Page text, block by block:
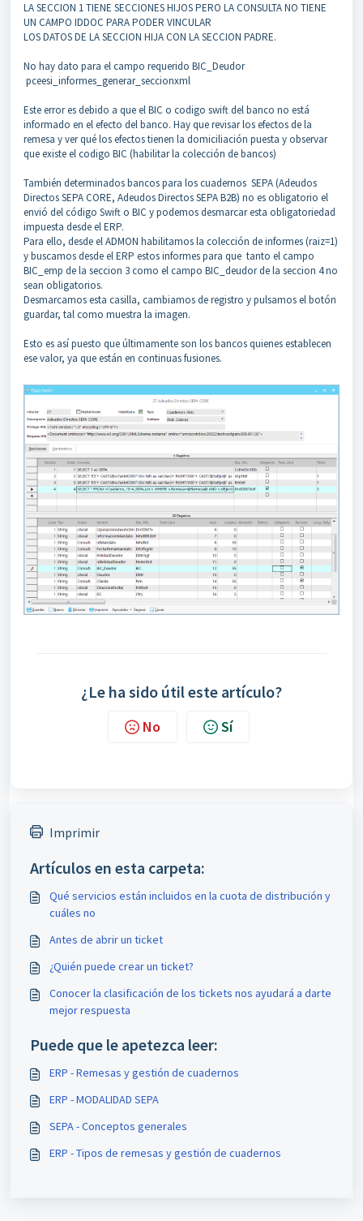
LA SECCION 1 TIENE SECCIONES HIJOS PERO LA CONSULTA NO TIENE
UN CAMPO IDDOC PARA PODER VINCULAR
LOS DATOS DE LA SECCION HIJA CON LA SECCION PADRE.
No hay dato para el campo requerido BIC_Deudor
pceesi_informes_generar_seccionxml
Este error es debido a que el BIC o codigo swift del banco no está
informado en el efecto del banco. Hay que revisar los efectos de la
remesa y ver qué los efectos tienen la domiciliación puesta y observar
que existe el codigo BIC (habilitar la colección de bancos)
También determinados bancos para los cuadernos SEPA (Adeudos
Directos SEPA CORE, Adeudos Directos SEPA B2B) no es obligatorio el
envió del código Swift o BIC y podemos desmarcar esta obligatoriedad
impuesta desde el ERP.
Para ello, desde el ADMON habilitamos la colección de informes (raiz=1)
y buscamos desde el ERP estos informes para que tanto el campo
BIC_emp de la seccion 3 como el campo BIC_deudor de la seccion 4 no
sean obligatorios.
Desmarcamos esta casilla, cambiamos de registro y pulsamos el botón
guardar, tal como muestra la imagen.
Esto es así puesto que últimamente son los bancos quienes establecen
ese valor, ya que están en continuas fusiones.
¿Le ha sido útil este artículo?
No Sí
Imprimir
Artículos en esta carpeta:
Qué servicios están incluidos en la cuota de distribución y
cuáles no
Antes de abrir un ticket
¿Quién puede crear un ticket?
Conocer la clasificación de los tickets nos ayudará a darte
mejor respuesta
Puede que le apetezca leer:
ERP - Remesas y gestión de cuadernos
ERP - MODALIDAD SEPA
SEPA - Conceptos generales
ERP - Tipos de remesas y gestión de cuadernos